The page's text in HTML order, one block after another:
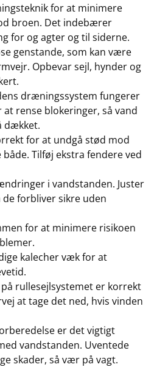
for at minimere
broen. Det indebærer
for og agter og til siderne.
genstande, som kan være
Opbevar sejl, hynder og
dræningssystem fungerer
rense blokeringer, så vand
dækket.
for at undgå stød mod
Tilføj ekstra fendere ved
i vandstanden. Juster
forbliver sikre uden
for at minimere risikoen
kalecher væk for at
rullesejlsystemet er korrekt
at tage det ned, hvis vinden
er det vigtigt
vandstanden. Uventede
skader, så vær på vagt.